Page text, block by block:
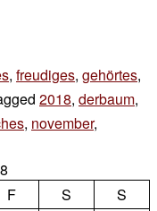
, freudiges, gehörtes,
2018, derbaum,
, november,
F S
S